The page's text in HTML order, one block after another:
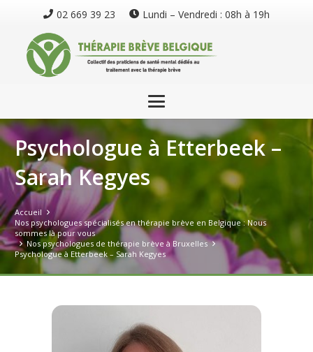
02 669 39 23 Lundi – Vendredi : 08h à 19h
Psychologue à Etterbeek –
Sarah Kegyes
Accueil
Nos psychologues spécialisés en thérapie brève en Belgique : Nous
sommes là pour vous
Nos psychologues de thérapie brève à Bruxelles
Psychologue à Etterbeek – Sarah Kegyes